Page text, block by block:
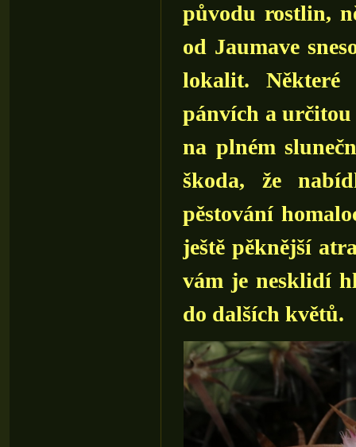
původu rostlin,
od Jaumave
lokalit. Některé
pánvích a určitou
na plném
škoda, že
pěstování
ještě pěknější
vám je nesklidí
do dalších květů.